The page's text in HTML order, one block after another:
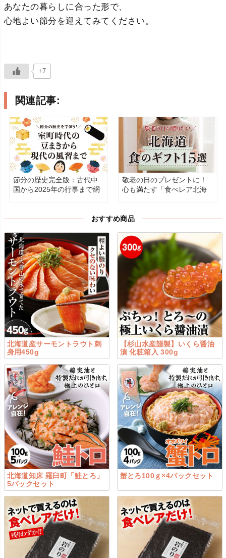
あなたの暮らしに合った形で、
心地よい節分を迎えてみてください。
+7
関連記事:
節分の歴史完全版：古代中
国から2025年の行事まで網
敬老の日のプレゼントに！
心も満たす「食べレア北海
おすすめ商品
北海道産サーモントラウト刺
身用450g
【杉山水産謹製】いくら醤油
漬 化粧箱入 300g
北海道知床 羅臼町「鮭とろ」
5パックセット
蟹とろ100ｇ×4パックセット